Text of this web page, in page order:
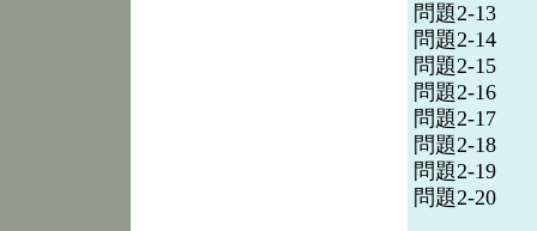
問題2-13
問題2-14
問題2-15
問題2-16
問題2-17
問題2-18
問題2-19
問題2-20